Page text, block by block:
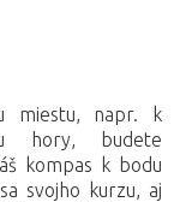
miestu, napr. k
hory, budete
kompas k bodu
svojho kurzu, aj